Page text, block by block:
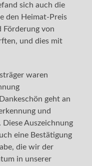
sich auch die
den Heimat-Preis
Förderung von
und dies mit
waren
geht an
und
Auszeichnung
eine Bestätigung
die wir der
in unserer